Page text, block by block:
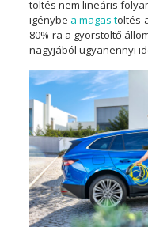
töltés nem lineáris
igénybe a magas töltés-
80%-ra a gyorstöltő
nagyjából ugyanennyi